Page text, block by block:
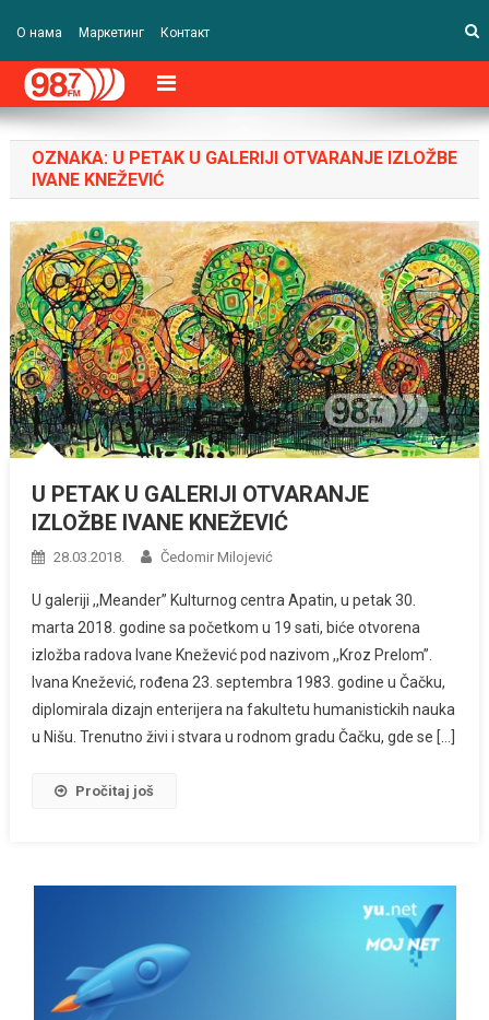
О нама Маркетинг Контакт
OZNAKA: U PETAK U GALERIJI OTVARANJE IZLOŽBE
IVANE KNEŽEVIĆ
U PETAK U GALERIJI OTVARANJE
IZLOŽBE IVANE KNEŽEVIĆ
28.03.2018. Čedomir Milojević
U galeriji ,,Meander” Kulturnog centra Apatin, u petak 30.
marta 2018. godine sa početkom u 19 sati, biće otvorena
izložba radova Ivane Knežević pod nazivom ,,Kroz Prelom’’.
Ivana Knežević, rođena 23. septembra 1983. godine u Čačku,
diplomirala dizajn enterijera na fakultetu humanistickih nauka
u Nišu. Trenutno živi i stvara u rodnom gradu Čačku, gde se […]
Pročitaj još